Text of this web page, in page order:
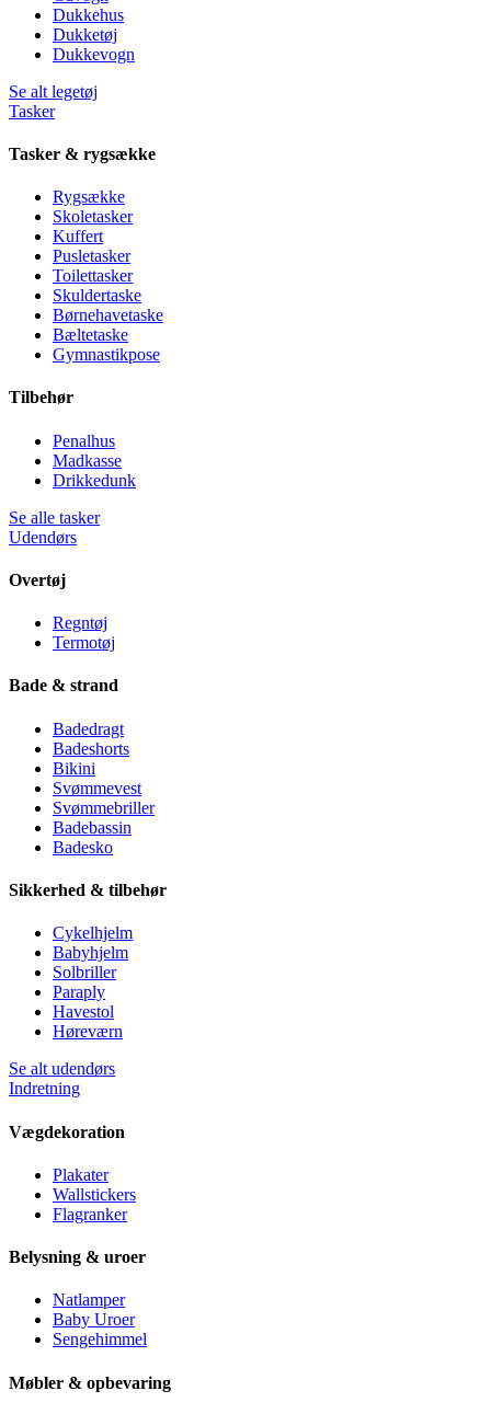
Dukkehus
Dukketøj
Dukkevogn
Se alt legetøj
Tasker
Tasker & rygsække
Rygsække
Skoletasker
Kuffert
Pusletasker
Toilettasker
Skuldertaske
Børnehavetaske
Bæltetaske
Gymnastikpose
Tilbehør
Penalhus
Madkasse
Drikkedunk
Se alle tasker
Udendørs
Overtøj
Regntøj
Termotøj
Bade & strand
Badedragt
Badeshorts
Bikini
Svømmevest
Svømmebriller
Badebassin
Badesko
Sikkerhed & tilbehør
Cykelhjelm
Babyhjelm
Solbriller
Paraply
Havestol
Høreværn
Se alt udendørs
Indretning
Vægdekoration
Plakater
Wallstickers
Flagranker
Belysning & uroer
Natlamper
Baby Uroer
Sengehimmel
Møbler & opbevaring